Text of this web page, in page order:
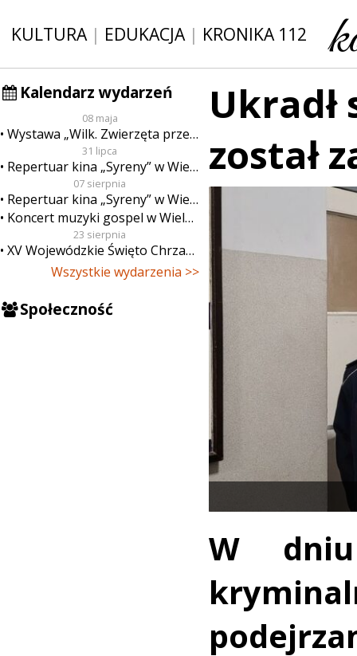
KULTURA| EDUKACJA| KRONIKA 112
Kalendarz wydarzeń
08 maja
Wystawa „Wilk. Zwierzęta przeklęte”
31 lipca
Repertuar kina „Syreny” w Wieluniu w dn. od 31 lipca do 6 sierpnia
07 sierpnia
Repertuar kina „Syreny” w Wieluniu w dn. od 7 do 13 sierpnia
Koncert muzyki gospel w Wieluniu
23 sierpnia
XV Wojewódzkie Święto Chrzanu
Wszystkie wydarzenia >>
Społeczność
został
W